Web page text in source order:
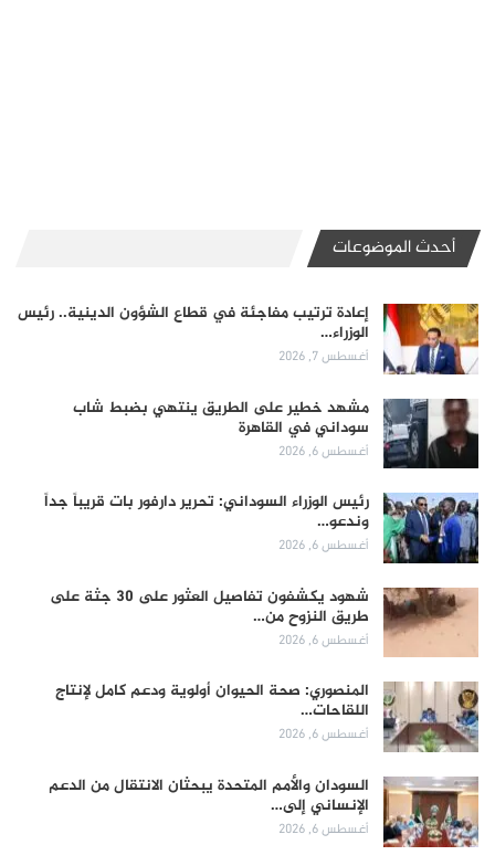
أحدث الموضوعات
إعادة ترتيب مفاجئة في قطاع الشؤون الدينية.. رئيس
الوزراء…
أغسطس 7, 2026
مشهد خطير على الطريق ينتهي بضبط شاب
سوداني في القاهرة
أغسطس 6, 2026
رئيس الوزراء السوداني: تحرير دارفور بات قريباً جداً
وندعو…
أغسطس 6, 2026
شهود يكشفون تفاصيل العثور على 30 جثة على
طريق النزوح من…
أغسطس 6, 2026
المنصوري: صحة الحيوان أولوية ودعم كامل لإنتاج
اللقاحات…
أغسطس 6, 2026
السودان والأمم المتحدة يبحثان الانتقال من الدعم
الإنساني إلى…
أغسطس 6, 2026